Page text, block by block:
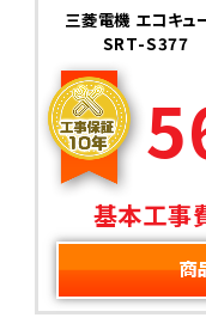
三菱電機 エコキュ
SRT-S377
基本工事